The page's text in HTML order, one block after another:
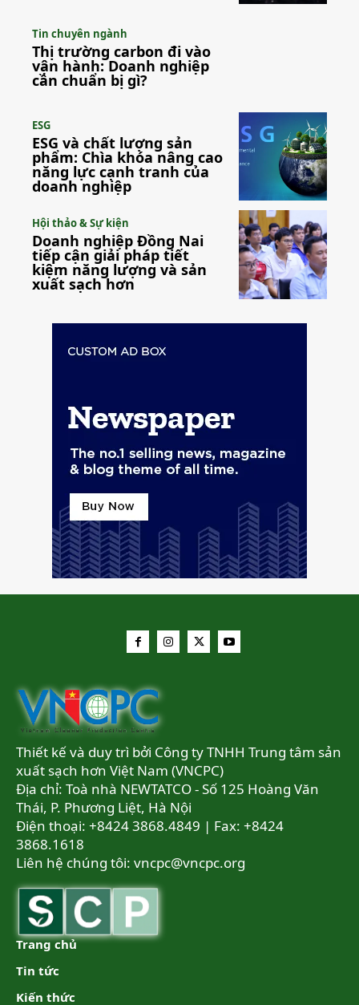
Tin chuyên ngành
Thị trường carbon đi vào
vận hành: Doanh nghiệp
cần chuẩn bị gì?
ESG
ESG và chất lượng sản
phẩm: Chìa khóa nâng cao
năng lực cạnh tranh của
doanh nghiệp
Hội thảo & Sự kiện
Doanh nghiệp Đồng Nai
tiếp cận giải pháp tiết
kiệm năng lượng và sản
xuất sạch hơn
Thiết kế và duy trì bởi Công ty TNHH Trung tâm sản
xuất sạch hơn Việt Nam (VNCPC)
Địa chỉ: Toà nhà NEWTATCO - Số 125 Hoàng Văn
Thái, P. Phương Liệt, Hà Nội
Điện thoại: +8424 3868.4849 | Fax: +8424
3868.1618
Liên hệ chúng tôi: vncpc@vncpc.org
Trang chủ
Tin tức
Kiến thức